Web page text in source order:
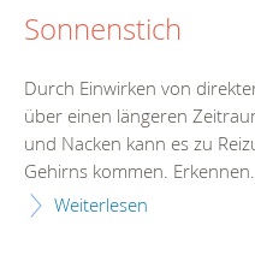
Sonnenstich
Durch Einwirken von
über einen längeren
und Nacken kann es zu
Gehirns kommen.
Weiterlesen